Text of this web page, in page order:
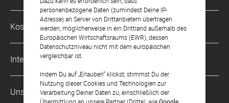
personenbezogene Daten (zumindest Deine IP-
Adresse) an Server von Drittanbietern übertragen
werden, möglicherweise in ein Drittland außerhalb des
Europäischen Wirtschaftsraums (EWR), dessen
Datenschutzniveau nicht mit dem europäischen
vergleichbar ist.
Indem Du auf „Erlauben“ klickst, stimmst Du der
Nutzung dieser Cookies und Technologien zur
Verarbeitung Deiner Daten zu, einschließlich der
Mo. - Fr. von 9 bis 17 Uhr
kontakt@sendmoments.de
Philosophie
Karriere
Impressum
AGB & Widerrufsrecht
Zahlung & Versand
Kostenlose Services
Musterkarten
Digitale Fotoalben
Digitale Gästelisten
International
Österreich
Unsere Zahlungsarten